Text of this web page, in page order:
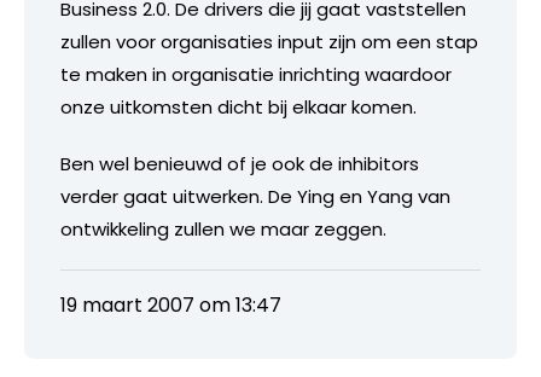
Business 2.0. De drivers die jij gaat vaststellen
zullen voor organisaties input zijn om een stap
te maken in organisatie inrichting waardoor
onze uitkomsten dicht bij elkaar komen.
Ben wel benieuwd of je ook de inhibitors
verder gaat uitwerken. De Ying en Yang van
ontwikkeling zullen we maar zeggen.
19 maart 2007 om 13:47